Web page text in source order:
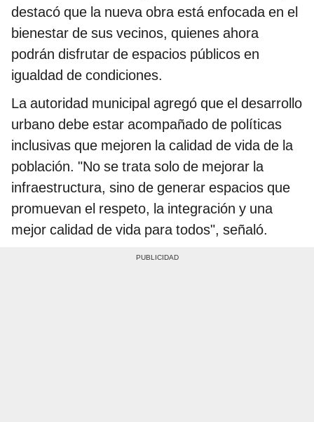
destacó que la nueva obra está enfocada en el
bienestar de sus vecinos, quienes ahora
podrán disfrutar de espacios públicos en
igualdad de condiciones.
La autoridad municipal agregó que el desarrollo
urbano debe estar acompañado de políticas
inclusivas que mejoren la calidad de vida de la
población. "No se trata solo de mejorar la
infraestructura, sino de generar espacios que
promuevan el respeto, la integración y una
mejor calidad de vida para todos", señaló.